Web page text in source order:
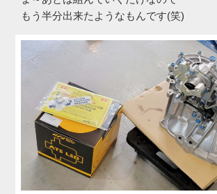
もう半分出来たようなもんです(笑)